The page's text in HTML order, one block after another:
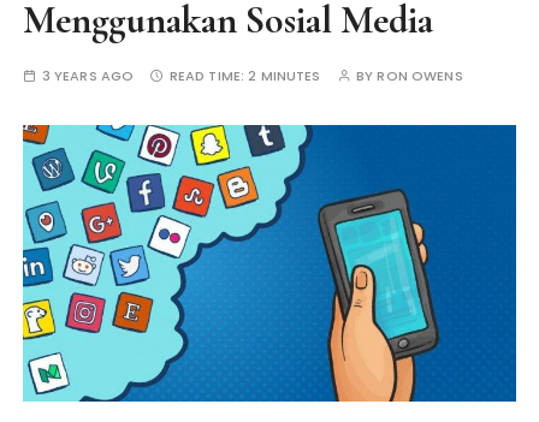
Menggunakan Sosial Media
3 YEARS AGO READ TIME:2 MINUTES BYRON OWENS